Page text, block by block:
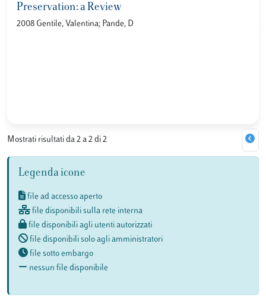
Preservation: a Review
2008 Gentile, Valentina; Pande, D
Mostrati risultati da 2 a 2 di 2
Legenda icone
file ad accesso aperto
file disponibili sulla rete interna
file disponibili agli utenti autorizzati
file disponibili solo agli amministratori
file sotto embargo
nessun file disponibile